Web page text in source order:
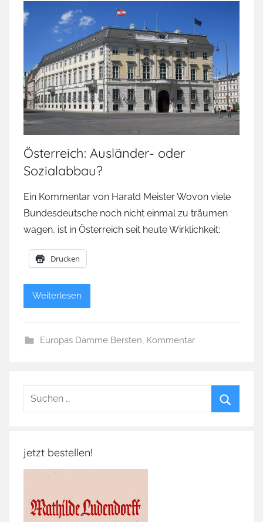
Österreich: Ausländer- oder
Sozialabbau?
Ein Kommentar von Harald Meister Wovon viele
Bundesdeutsche noch nicht einmal zu träumen
wagen, ist in Österreich seit heute Wirklichkeit:
Drucken
Weiterlesen
Europas Dämme Bersten Kommentar
Suchen
jetzt bestellen!